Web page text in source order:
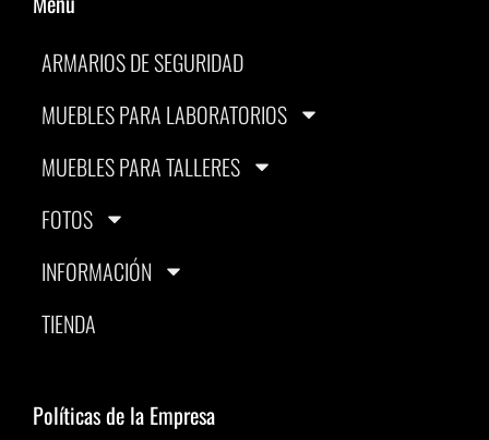
ARMARIOS DE SEGURIDAD
MUEBLES PARA LABORATORIOS
MUEBLES PARA TALLERES
FOTOS
INFORMACIÓN
TIENDA
Políticas de la Empresa